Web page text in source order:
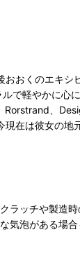
おくのエキ
軽やかに心
、
在は彼女の地
ラッチや製造
気泡がある場合